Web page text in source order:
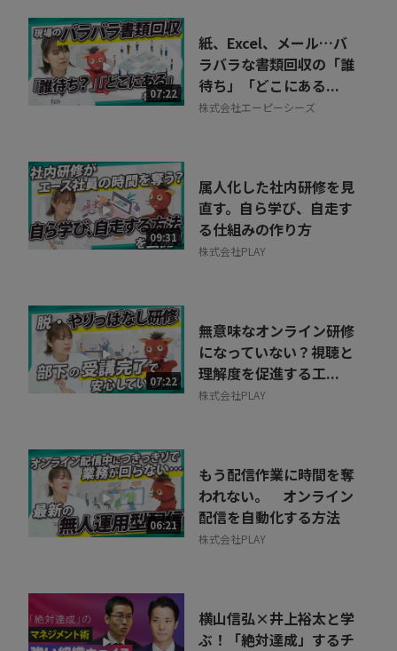
07:22
紙、Excel、メール…バ
ラバラな書類回収の「誰
待ち」「どこにある...
株式会社エーピーシーズ
09:31
属人化した社内研修を見
直す。自ら学び、自走す
る仕組みの作り方
株式会社PLAY
07:22
無意味なオンライン研修
になっていない？視聴と
理解度を促進する工...
株式会社PLAY
06:21
もう配信作業に時間を奪
われない。 オンライン
配信を自動化する方法
株式会社PLAY
横山信弘×井上裕太と学
ぶ！「絶対達成」するチ